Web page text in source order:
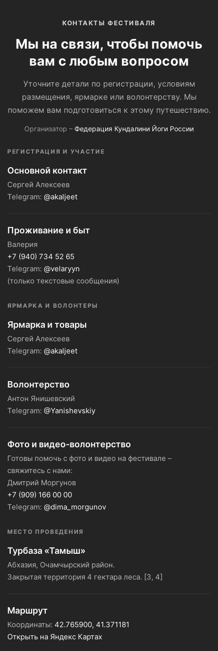
КОНТАКТЫ ФЕСТИВАЛЯ
Мы на связи, чтобы помочь
вам с любым вопросом
Уточните детали по регистрации, условиям
размещения, ярмарке или волонтерству. Мы
поможем вам подготовиться к этому путешествию.
Организатор – Федерация Кундалини Йоги России
РЕГИСТРАЦИЯ И УЧАСТИЕ
Основной контакт
Сергей Алексеев
Telegram: @akaljeet
Проживание и быт
Валерия
+7 (940) 734 52 65
Telegram: @velaryyn
(только текстовые сообщения)
ЯРМАРКА И ВОЛОНТЕРЫ
Ярмарка и товары
Сергей Алексеев
Telegram: @akaljeet
Волонтерство
Антон Янишевский
Telegram: @Yanishevskiy
Фото и видео-волонтерство
Готовы помочь с фото и видео на фестивале –
свяжитесь с нами:
Дмитрий Моргунов
+7 (909) 166 00 00
Telegram: @dima_morgunov
МЕСТО ПРОВЕДЕНИЯ
Турбаза «Тамыш»
Абхазия, Очамчырский район.
Закрытая территория 4 гектара леса. [3, 4]
Маршрут
Координаты: 42.765900, 41.371181
Открыть на Яндекс Картах